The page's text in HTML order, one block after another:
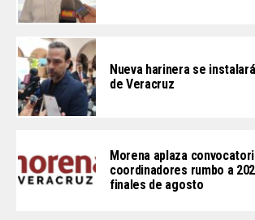
Nueva harinera se
de Veracruz
Morena aplaza
coordinadores rumbo a
finales de agosto